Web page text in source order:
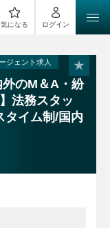
気になる ログイン
ジェント求人
外のM＆A・紛
法務スタッ
イム制/国内